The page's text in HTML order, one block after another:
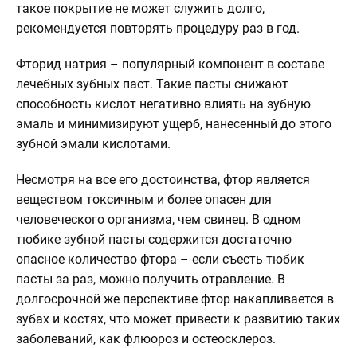
такое покрытие не может служить долго,
рекомендуется повторять процедуру раз в год.
Фторид натрия – популярный компонент в составе
лечебных зубных паст. Такие пасты снижают
способность кислот негативно влиять на зубную
эмаль и минимизируют ущерб, нанесенный до этого
зубной эмали кислотами.
Несмотря на все его достоинства, фтор является
веществом токсичным и более опасен для
человеческого организма, чем свинец. В одном
тюбике зубной пасты содержится достаточно
опасное количество фтора – если съесть тюбик
пасты за раз, можно получить отравление. В
долгосрочной же перспективе фтор накапливается в
зубах и костях, что может привести к развитию таких
заболеваний, как флюороз и остеосклероз.